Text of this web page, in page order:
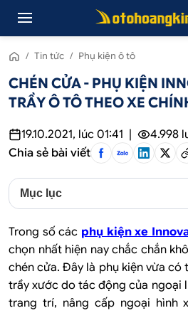
/ Tin tức / Phụ kiện ô tô
CHÉN CỬA - PHỤ KIỆN
TRẦY Ô TÔ THEO XE
19.10.2021, lúc 01:41 4.998
Chia sẻ bài viết
Mục lục
Trong số các phụ kiện xe
chọn nhất hiện nay chắc chắn
chén cửa. Đây là phụ kiện vừa có
trầy xước do tác động của ngoại
trang trí, nâng cấp ngoại hình